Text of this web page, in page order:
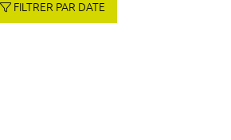
FILTRER PAR DATE